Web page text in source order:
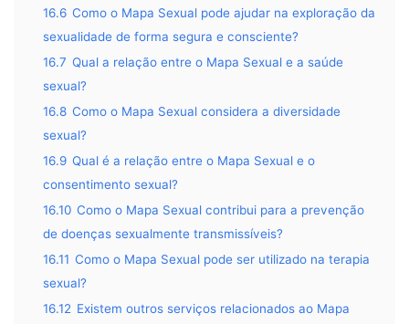
16.6 Como o Mapa Sexual pode ajudar na exploração da
sexualidade de forma segura e consciente?
16.7 Qual a relação entre o Mapa Sexual e a saúde
sexual?
16.8 Como o Mapa Sexual considera a diversidade
sexual?
16.9 Qual é a relação entre o Mapa Sexual e o
consentimento sexual?
16.10 Como o Mapa Sexual contribui para a prevenção
de doenças sexualmente transmissíveis?
16.11 Como o Mapa Sexual pode ser utilizado na terapia
sexual?
16.12 Existem outros serviços relacionados ao Mapa